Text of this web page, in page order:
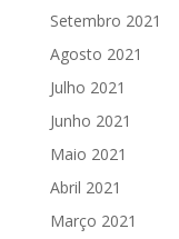
Setembro 2021
Agosto 2021
Julho 2021
Junho 2021
Maio 2021
Abril 2021
Março 2021